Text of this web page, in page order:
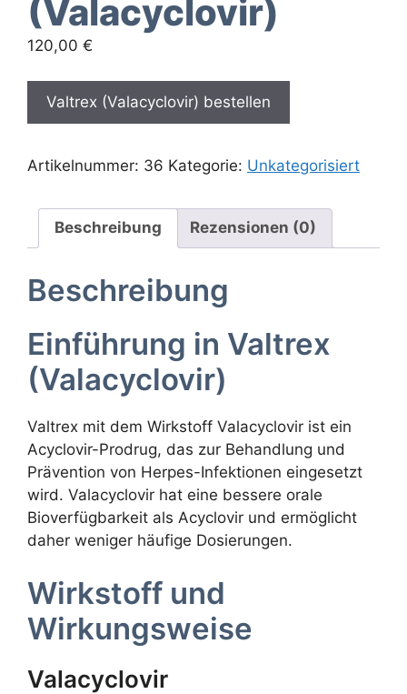
(Valacyclovir)
120,00 €
Valtrex (Valacyclovir) bestellen
Artikelnummer: 36 Kategorie: Unkategorisiert
Beschreibung Rezensionen (0)
Beschreibung
Einführung in Valtrex
(Valacyclovir)
Valtrex mit dem Wirkstoff Valacyclovir ist ein
Acyclovir-Prodrug, das zur Behandlung und
Prävention von Herpes-Infektionen eingesetzt
wird. Valacyclovir hat eine bessere orale
Bioverfügbarkeit als Acyclovir und ermöglicht
daher weniger häufige Dosierungen.
Wirkstoff und
Wirkungsweise
Valacyclovir